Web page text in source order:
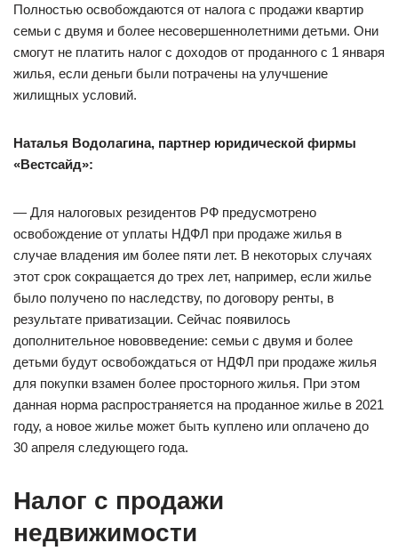
Полностью освобождаются от налога с продажи квартир
семьи с двумя и более несовершеннолетними детьми. Они
смогут не платить налог с доходов от проданного с 1 января
жилья, если деньги были потрачены на улучшение
жилищных условий.
Наталья Водолагина, партнер юридической фирмы
«Вестсайд»:
— Для налоговых резидентов РФ предусмотрено
освобождение от уплаты НДФЛ при продаже жилья в
случае владения им более пяти лет. В некоторых случаях
этот срок сокращается до трех лет, например, если жилье
было получено по наследству, по договору ренты, в
результате приватизации. Сейчас появилось
дополнительное нововведение: семьи с двумя и более
детьми будут освобождаться от НДФЛ при продаже жилья
для покупки взамен более просторного жилья. При этом
данная норма распространяется на проданное жилье в 2021
году, а новое жилье может быть куплено или оплачено до
30 апреля следующего года.
Налог с продажи
недвижимости